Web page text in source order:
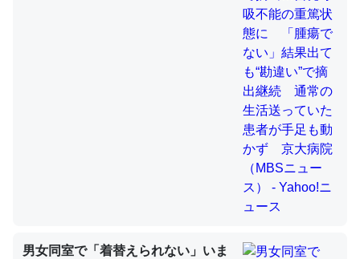
─ニュース :: 【研究発表】昆虫学の大問題＝「昆虫はなぜ海にいな
これを元に考えるとカルシウムを大量に使う脊椎動物と貝
類は苦労してるんだな…。腹足類だと殻を無くしてナメク
─ニュース :: 【研究発表】昆虫学の大問題＝「昆虫はなぜ海にいな
男女同室で「着替えられない」いま